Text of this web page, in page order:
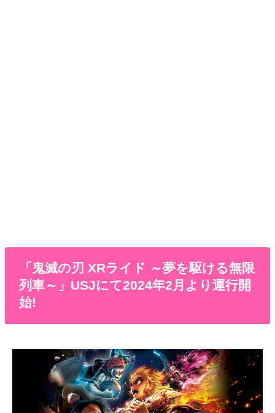
「鬼滅の刃 XRライド ～夢を駆ける無限
列車～」USJにて2024年2月より運行開
始!